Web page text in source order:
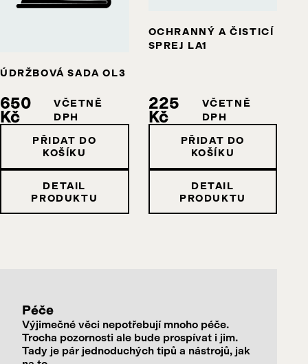
ÚDRŽBOVÁ SADA OL3
650
Kč
VČETNĚ
DPH
PŘIDAT DO
KOŠÍKU
DETAIL
PRODUKTU
OCHRANNÝ A ČISTICÍ
SPREJ LA1
225
Kč
VČETNĚ
DPH
PŘIDAT DO
KOŠÍKU
DETAIL
PRODUKTU
Péče
Výjimečné věci nepotřebují mnoho péče.
Trocha pozornosti ale bude prospívat i jim.
Tady je pár jednoduchých tipů a nástrojů, jak